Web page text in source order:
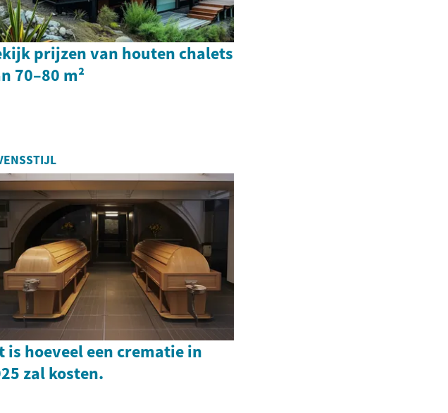
prijzen van houten chalets
70–80 m²
is hoeveel een crematie in
zal kosten.